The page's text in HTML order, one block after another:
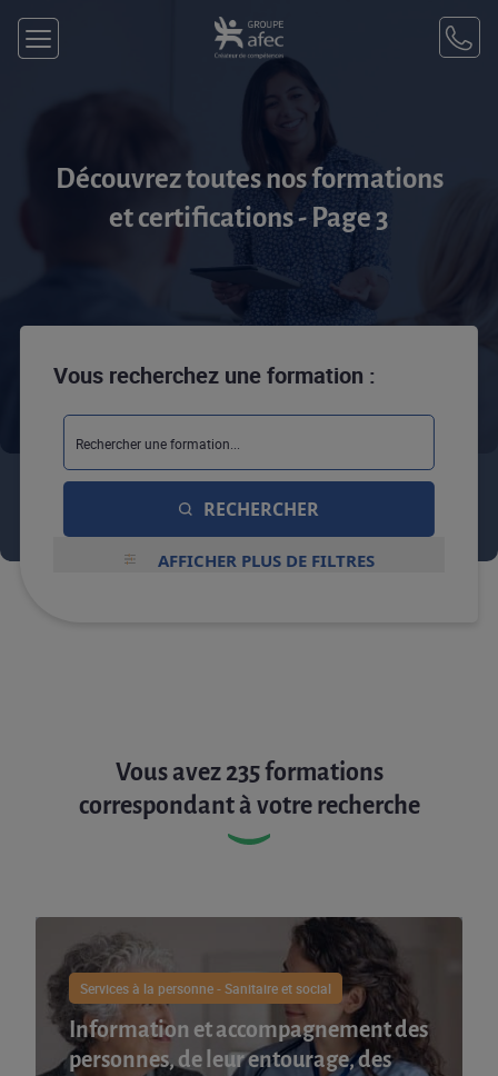
Découvrez toutes nos formations
et certifications - Page 3
Vous recherchez une formation :
RECHERCHER
AFFICHER PLUS DE FILTRES
Vous avez 235 formations
correspondant à votre recherche
Services à la personne - Sanitaire et social
Information et accompagnement des
personnes, de leur entourage, des